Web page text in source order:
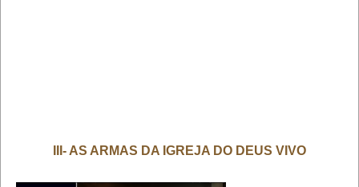
III- AS ARMAS DA IGREJA DO DEUS VIVO